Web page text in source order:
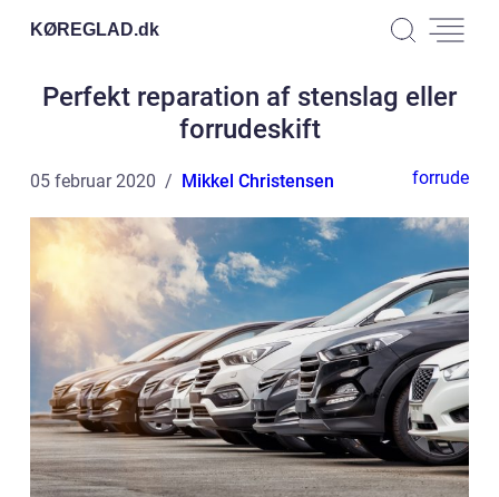
KØREGLAD.dk
Perfekt reparation af stenslag eller
forrudeskift
05 februar 2020 Mikkel Christensen forrude